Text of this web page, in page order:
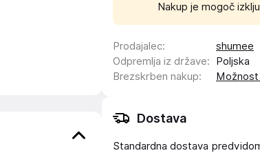
Nakup je mogoč
Prodajalec:
shumee
Odpremlja iz države:
Poljska
Brezskrben nakup: Možnost
Dostava
Standardna dostava